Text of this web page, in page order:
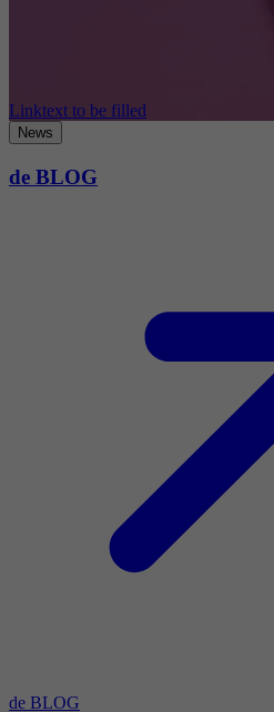
Linktext to be filled
News
de BLOG
de BLOG